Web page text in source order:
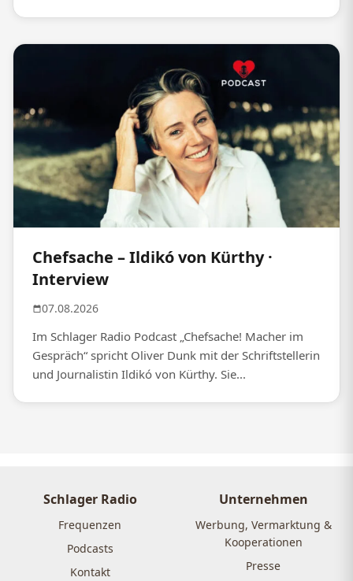
Chefsache – Ildikó von Kürthy ·
Interview
07.08.2026
Im Schlager Radio Podcast „Chefsache! Macher im
Gespräch“ spricht Oliver Dunk mit der Schriftstellerin
und Journalistin Ildikó von Kürthy. Sie...
Schlager Radio
Frequenzen
Podcasts
Kontakt
Unternehmen
Werbung, Vermarktung &
Kooperationen
Presse